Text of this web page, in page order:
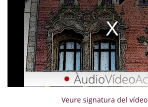
Veure signatura del vídeo